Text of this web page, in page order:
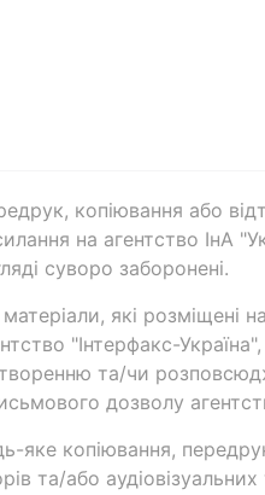
копіювання або
на агентство ІнА
суворо заборонені.
матеріали, які розміщені
"Інтерфакс-
та/чи
дозволу
яке копіювання,
та/або